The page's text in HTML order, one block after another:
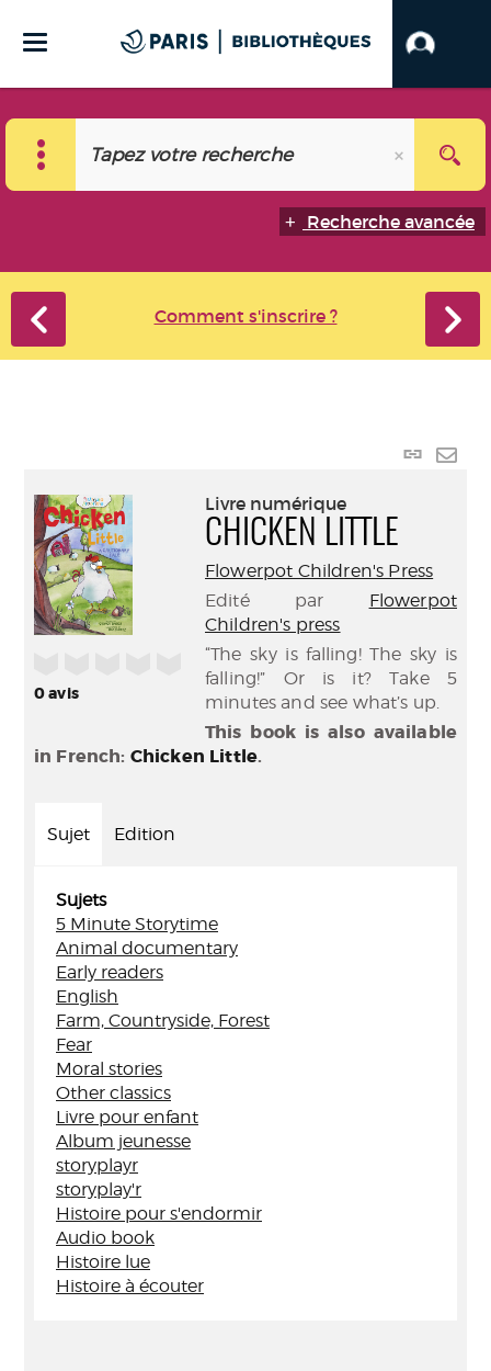
Recherche avancée
Comment s'inscrire ?
Lien
0avis
Livre numérique
CHICKEN LITTLE
Flowerpot Children's Press
Edité par Flowerpot
Children's press
“The sky is falling! The sky is
falling!” Or is it? Take 5
minutes and see what’s up.
This book is also available
in French: Chicken Little.
Sujet Edition
Sujets
5 Minute Storytime
Animal documentary
Early readers
English
Farm, Countryside, Forest
Fear
Moral stories
Other classics
Livre pour enfant
Album jeunesse
storyplayr
storyplay'r
Histoire pour s'endormir
Audio book
Histoire lue
Histoire à écouter